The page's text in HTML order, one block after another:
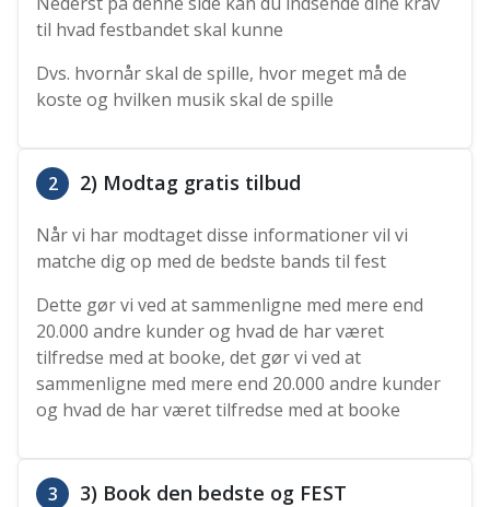
til hvad festbandet skal kunne
Dvs. hvornår skal de spille, hvor meget må de
koste og hvilken musik skal de spille
2 2) Modtag gratis tilbud
Når vi har modtaget disse informationer vil vi
matche dig op med de bedste bands til fest
Dette gør vi ved at sammenligne med mere end
20.000 andre kunder og hvad de har været
tilfredse med at booke, det gør vi ved at
sammenligne med mere end 20.000 andre kunder
og hvad de har været tilfredse med at booke
3 3) Book den bedste og FEST